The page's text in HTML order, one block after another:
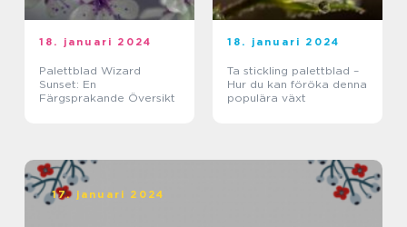
18. januari 2024
Palettblad Wizard
Sunset: En
Färgsprakande Översikt
18. januari 2024
Ta stickling palettblad –
Hur du kan föröka denna
populära växt
17. januari 2024